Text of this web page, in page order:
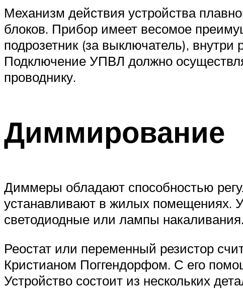
Механизм действия устройства
блоков. Прибор имеет весомое
подрозетник (за выключатель),
Подключение УПВЛ должно
проводнику.
Диммирование
Диммеры обладают способностью
устанавливают в жилых помещениях.
светодиодные или лампы накаливания.
Реостат или переменный резистор
Кристианом Поггендорфом. С его
Устройство состоит из нескольких